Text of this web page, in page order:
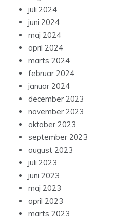
juli 2024
juni 2024
maj 2024
april 2024
marts 2024
februar 2024
januar 2024
december 2023
november 2023
oktober 2023
september 2023
august 2023
juli 2023
juni 2023
maj 2023
april 2023
marts 2023